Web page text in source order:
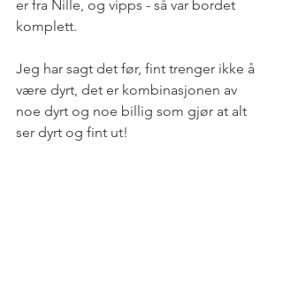
er fra Nille, og vipps - så var bordet
komplett.
Jeg har sagt det før, fint trenger ikke å
være dyrt, det er kombinasjonen av
noe dyrt og noe billig som gjør at alt
ser dyrt og fint ut!